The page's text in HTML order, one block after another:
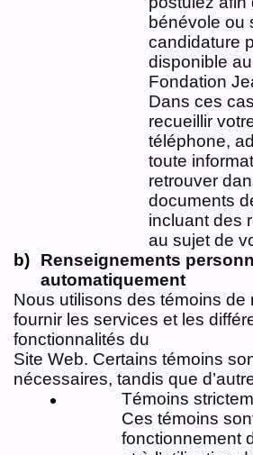
bénévole ou
candidature
disponible
Fondation
Dans ces
recueillir
téléphone,
toute
retrouver
documents
incluant des
au sujet de
Renseignements
automatiquement
Nous utilisons des témoins de
fournir les services et les
fonctionnalités du
Site Web. Certains témoins
nécessaires, tandis que
Témoins
Ces témoins
fonctionnement